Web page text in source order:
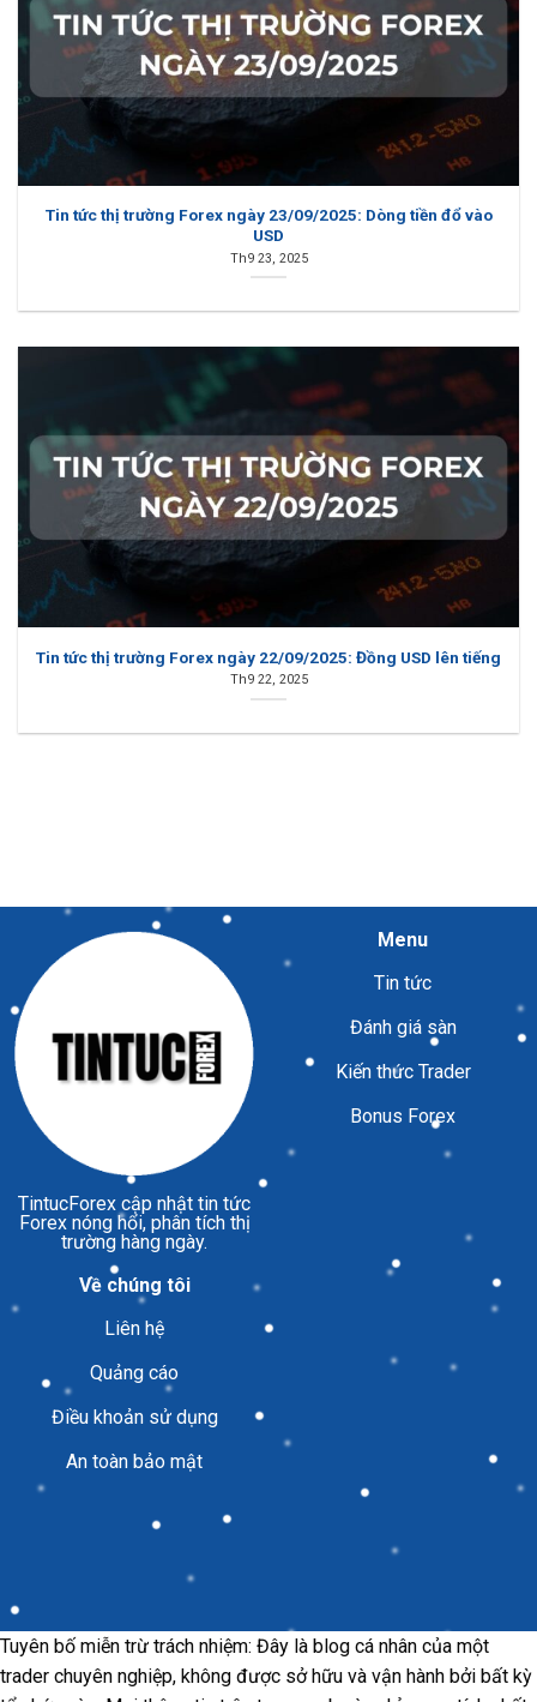
Tin tức thị trường Forex ngày 23/09/2025: Dòng tiền đổ vào
USD
Th9 23, 2025
Tin tức thị trường Forex ngày 22/09/2025: Đồng USD lên tiếng
Th9 22, 2025
TintucForex cập nhật tin tức
Forex nóng hổi, phân tích thị
trường hàng ngày.
Menu
Tin tức
Đánh giá sàn
Kiến thức Trader
Bonus Forex
Về chúng tôi
Liên hệ
Quảng cáo
Điều khoản sử dụng
An toàn bảo mật
Tuyên bố miễn trừ trách nhiệm: Đây là blog cá nhân của một
trader chuyên nghiệp, không được sở hữu và vận hành bởi bất kỳ